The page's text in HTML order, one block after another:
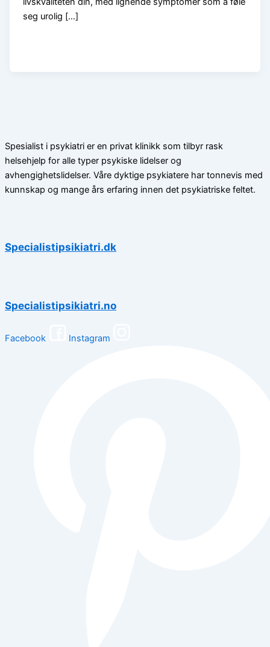
seg urolig […]
Spesialist i psykiatri er en privat klinikk som tilbyr rask
helsehjelp for alle typer psykiske lidelser og
avhengighetslidelser. Våre dyktige psykiatere har tonnevis med
kunnskap og mange års erfaring innen det psykiatriske feltet.
Specialistipsikiatri.dk
Specialistipsikiatri.no
Facebook Instagram